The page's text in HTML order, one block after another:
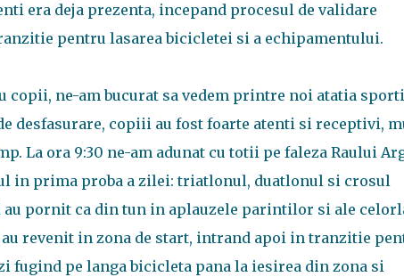
era deja prezenta, incepand procesul de validare
pentru lasarea bicicletei si a echipamentului.
copii, ne-am bucurat sa vedem printre noi atatia
desfasurare, copiii au fost foarte atenti si receptivi,
La ora 9:30 ne-am adunat cu totii pe faleza Raului
in prima proba a zilei: triatlonul, duatlonul si crosul
au pornit ca din tun in aplauzele parintilor si ale
revenit in zona de start, intrand apoi in tranzitie
fugind pe langa bicicleta pana la iesirea din zona si